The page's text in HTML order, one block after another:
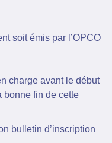
soit émis par l’OPCO
charge avant le début
bonne fin de cette
bulletin d’inscription